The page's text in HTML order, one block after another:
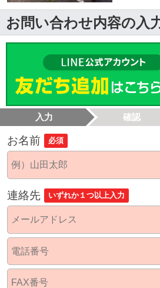
お問い合わせ内容の入
入力 確認
お名前 必須
連絡先 いずれか１つ以上入力